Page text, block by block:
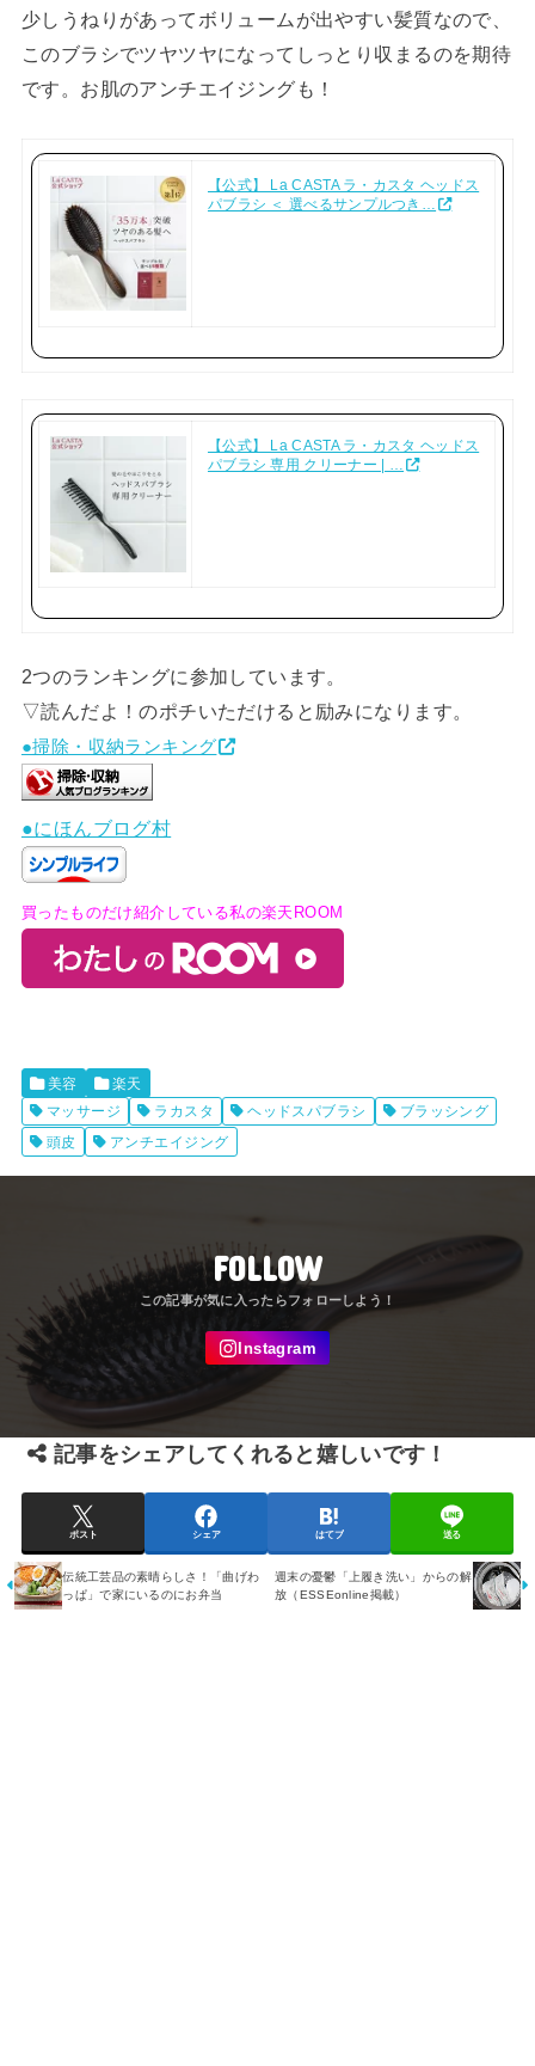
少しうねりがあってボリュームが出やすい髪質なので、
このブラシでツヤツヤになってしっとり収まるのを期待
です。お肌のアンチエイジングも！
【公式】 La CASTA ラ・カスタ ヘッドス
パブラシ ＜ 選べるサンプルつき…
【公式】 La CASTA ラ・カスタ ヘッドス
パブラシ 専用 クリーナー | …
2つのランキングに参加しています。
▽読んだよ！のポチいただけると励みになります。
●掃除・収納ランキング
●にほんブログ村
買ったものだけ紹介している私の楽天ROOM
美容
楽天
マッサージ
ラカスタ ヘッドスパブラシ
ブラッシング
頭皮
アンチエイジング
FOLLOW
記事をシェアしてくれると嬉しいです！
ポスト シェア はてブ 送る
伝統工芸品の素晴らしさ！「曲げわ
っぱ」で家にいるのにお弁当
週末の憂鬱「上履き洗い」からの解
放（ESSEonline掲載）